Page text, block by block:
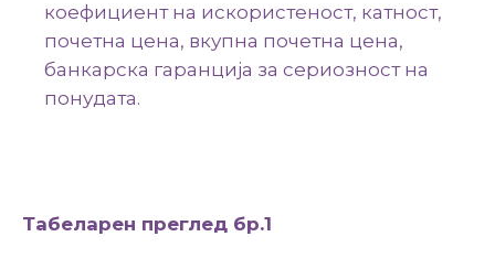
коeфициент на искористеност, катност,
почетна цена, вкупна почетна цена,
банкарска гаранција за сериозност на
понудата.
Табеларен преглед бр.1